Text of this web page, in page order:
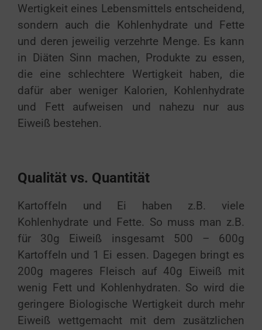
Wertigkeit eines Lebensmittels entscheidend,
sondern auch die Kohlenhydrate und Fette
und deren jeweilig verzehrte Menge. Es kann
in Diäten Sinn machen, Produkte zu essen,
die eine schlechtere Wertigkeit haben, die
dafür aber weniger Kalorien, Kohlenhydrate
und Fett aufweisen und nahezu nur aus
Eiweiß bestehen.
Qualität vs. Quantität
Kartoffeln und Ei haben z.B. viele
Kohlenhydrate und Fette. So muss man z.B.
für 30g Eiweiß insgesamt 500 – 600g
Kartoffeln und 1 Ei essen. Dagegen bringt es
200g mageres Fleisch auf 40g Eiweiß mit
wenig Fett und Kohlenhydraten. So wird die
geringere Biologische Wertigkeit durch mehr
Eiweiß wettgemacht mit dem zusätzlichen